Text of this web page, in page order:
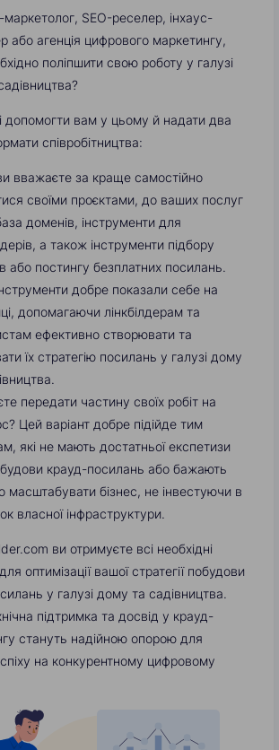
SEO-реселер, інхаус-
або агенція цифрового маркетингу,
поліпшити свою роботу у галузі
допомогти вам у цьому й надати два
співробітництва:
вважаєте за краще самостійно
своїми проєктами, до ваших послуг
доменів, інструменти для
а також інструменти підбору
або постингу безплатних посилань.
добре показали себе на
допомагаючи лінкбілдерам та
ефективно створювати та
їх стратегію посилань у галузі дому
передати частину своїх робіт на
Цей варіант добре підійде тим
які не мають достатньої експетизи
крауд-посилань або бажають
масштабувати бізнес, не інвестуючи в
власної інфраструктури.
ви отримуєте всі необхідні
оптимізації вашої стратегії побудови
у галузі дому та садівництва.
підтримка та досвід у крауд-
стануть надійною опорою для
на конкурентному цифровому